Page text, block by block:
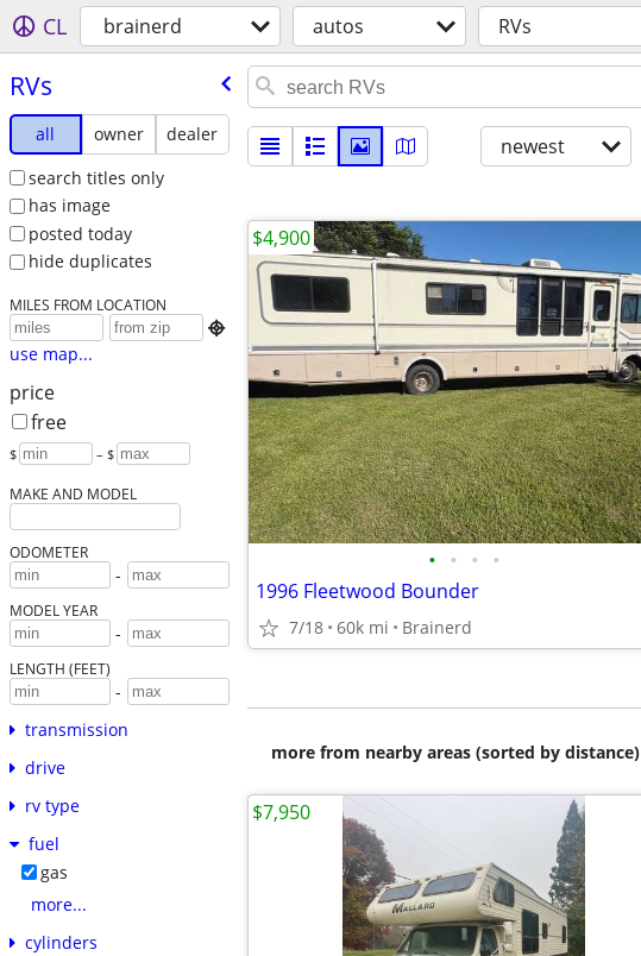
CL brainerd autos RVs
RVs
all owner
dealer
search titles only
has image
posted today
hide duplicates
MILES FROM LOCATION

use map...
price
free
$ – $
MAKE AND MODEL
ODOMETER
-
MODEL YEAR
-
LENGTH (FEET)
-
transmission
drive
rv type
fuel
gas
more...
cylinders
newest
• • • •
1996 Fleetwood Bounder
7/18 60k mi Brainerd
$4,900
more from nearby areas (sorted by distance)
$7,950